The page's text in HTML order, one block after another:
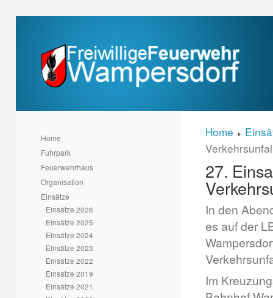
Home
Fuhrpark
Feuerwehrhaus
Organisation
Einsätze
Einsätze 2026
Einsätze 2025
Einsätze 2024
Einsätze 2023
Einsätze 2022
Einsätze 2019
Einsätze 2021
Home
27.
In den
es auf der
Im